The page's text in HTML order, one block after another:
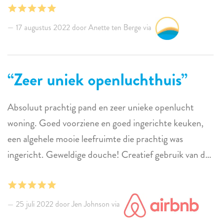
heerlijk verblijf gehad en we waren ook erg te spreken
over de communicatie met de gastvrouw en -heer.
Dat ging heel makkelijk per whatsapp. Check out tijd is
normaal 10 uur ‘s ochtends, maar omdat er niemand
na ons kwam mochten we in het huis blijven tot we
naar de luchthaven moesten, dat was ook erg fijn!
17 augustus 2022 door Anette ten Berge via
Zeer uniek openluchthuis
Absoluut prachtig pand en zeer unieke openlucht
woning. Goed voorziene en goed ingerichte keuken,
een algehele mooie leefruimte die prachtig was
ingericht. Geweldige douche! Creatief gebruik van de
was perfect om baantjes te trekken en een mooi
accent vanaf de bank in de woonkamer!
25 juli 2022 door Jen Johnson via